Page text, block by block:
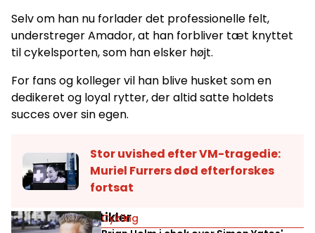
Selv om han nu forlader det professionelle felt,
understreger Amador, at han forbliver tæt knyttet
til cykelsporten, som han elsker højt.
For fans og kolleger vil han blive husket som en
dedikeret og loyal rytter, der altid satte holdets
succes over sin egen.
Stor uvished efter VM-tragedie:
Muriel Furrers død efterforskes
fortsat
Relaterede artikler
Cykling